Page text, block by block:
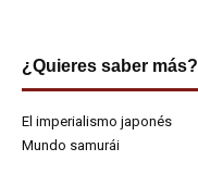
¿Quieres saber más?
El imperialismo japonés
Mundo samurái